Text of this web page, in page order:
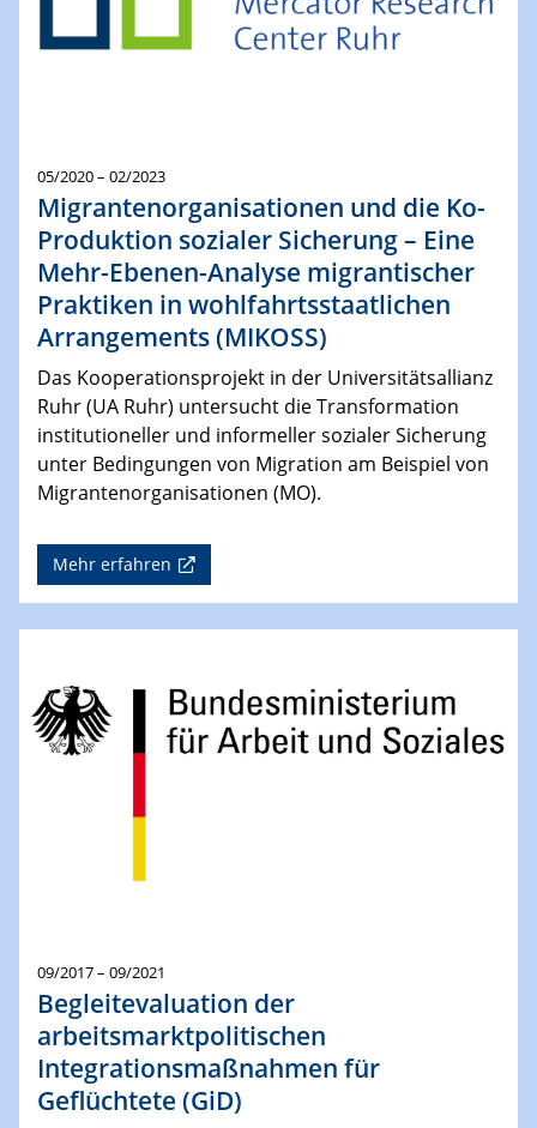
05/2020 – 02/2023
Migrantenorganisationen und die Ko-
Produktion sozialer Sicherung – Eine
Mehr-Ebenen-Analyse migrantischer
Praktiken in wohlfahrtsstaatlichen
Arrangements (MIKOSS)
Das Kooperationsprojekt in der Universitätsallianz
Ruhr (UA Ruhr) untersucht die Transformation
institutioneller und informeller sozialer Sicherung
unter Bedingungen von Migration am Beispiel von
Migrantenorganisationen (MO).
Mehr erfahren
09/2017 – 09/2021
Begleitevaluation der
arbeitsmarktpolitischen
Integrationsmaßnahmen für
Geflüchtete (GiD)